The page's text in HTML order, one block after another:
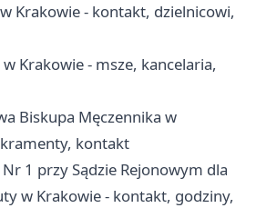
Krakowie - kontakt, dzielnicowi,
w Krakowie - msze, kancelaria,
Biskupa Męczennika w
kontakt
1 przy Sądzie Rejonowym dla
w Krakowie - kontakt, godziny,